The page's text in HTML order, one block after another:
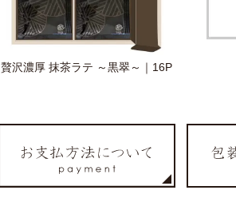
贅沢濃厚 抹茶ラテ ～黒翠～｜16P